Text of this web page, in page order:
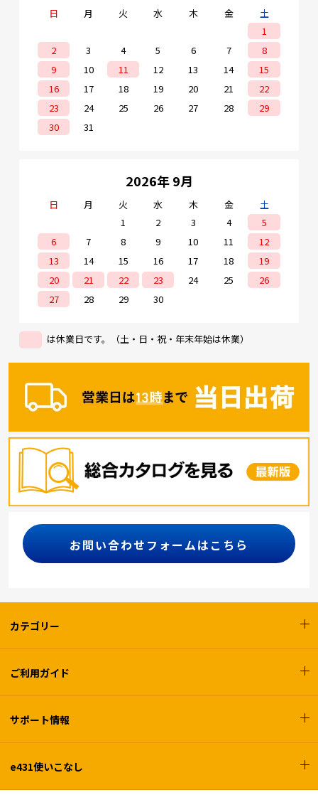
日 月 火 水 木 金
土
1
2
3 4 5 6 7
8
9
10 11 12 13 14
15
16
17 18 19 20 21
22
23
24 25 26 27 28
29
30
31
2026年 9月
日 月 火 水 木 金
土
1
2 3 4
5
6
7 8 9 10 11
12
13
14 15 16 17 18
19
20
21 22 23 24 25
26
27
28 29 30
は休業日です。（土・日・祝・年末年始は休業）
お問い合わせフォームはこちら
カテゴリー
ご利用ガイド
サポート情報
e431使いこなし